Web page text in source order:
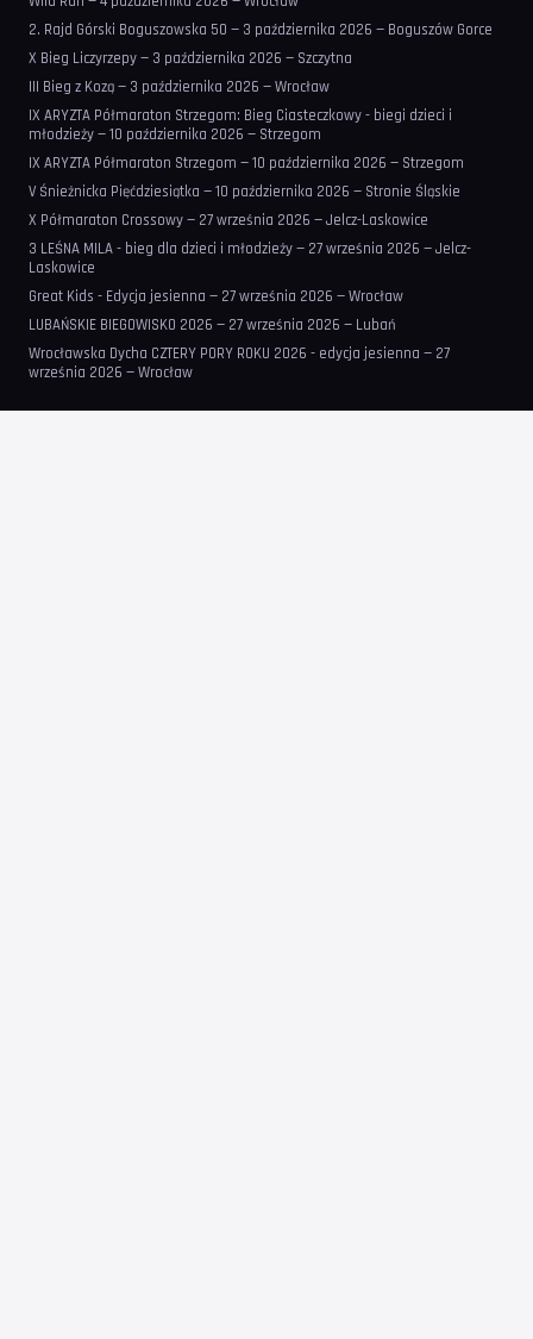
2. Rajd Górski Boguszowska 50 — 3 października 2026 — Boguszów Gorce
X Bieg Liczyrzepy — 3 października 2026 — Szczytna
III Bieg z Kozą — 3 października 2026 — Wrocław
IX ARYZTA Półmaraton Strzegom: Bieg Ciasteczkowy - biegi dzieci i
młodzieży — 10 października 2026 — Strzegom
IX ARYZTA Półmaraton Strzegom — 10 października 2026 — Strzegom
V Śnieżnicka Pięćdziesiątka — 10 października 2026 — Stronie Śląskie
X Półmaraton Crossowy — 27 września 2026 — Jelcz-Laskowice
3 LEŚNA MILA - bieg dla dzieci i młodzieży — 27 września 2026 — Jelcz-
Laskowice
Great Kids - Edycja jesienna — 27 września 2026 — Wrocław
LUBAŃSKIE BIEGOWISKO 2026 — 27 września 2026 — Lubań
Wrocławska Dycha CZTERY PORY ROKU 2026 - edycja jesienna — 27
września 2026 — Wrocław